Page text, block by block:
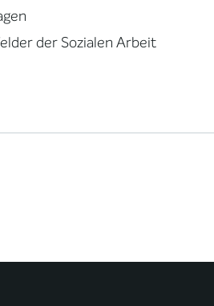
der Sozialen Arbeit